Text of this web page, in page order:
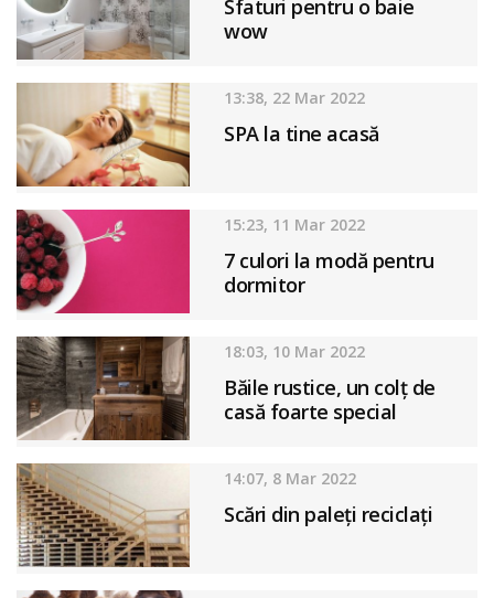
Sfaturi pentru o baie
wow
13:38, 22 Mar 2022
SPA la tine acasă
15:23, 11 Mar 2022
7 culori la modă pentru
dormitor
18:03, 10 Mar 2022
Băile rustice, un colț de
casă foarte special
14:07, 8 Mar 2022
Scări din paleţi reciclaţi